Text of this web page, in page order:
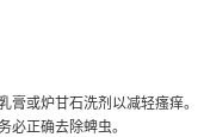
膏或炉甘石洗剂以减轻瘙痒。
必正确去除蜱虫。